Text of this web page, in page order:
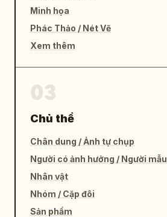
Minh họa
Phác Thảo / Nét Vẽ
Xem thêm
Chủ thể
Chân dung / Ảnh tự chụp
Người có ảnh hưởng / Người mẫu
Nhân vật
Nhóm / Cặp đôi
Sản phẩm